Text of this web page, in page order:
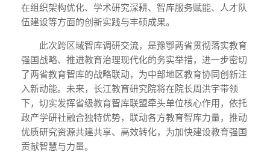
在组织架构优化、学术研究深耕、智库服务赋能、人才队
伍建设等方面的创新实践与丰硕成果。
此次跨区域智库调研交流，是豫鄂两省贯彻落实教育
强国战略、推进教育治理现代化的务实举措，进一步密切
了两省教育智库的战略联动，为中部地区教育协同创新注
入新动能。未来，长江教育研究院将在院长周洪宇带领
下，切实发挥省级教育智库联盟牵头单位核心作用，依托
政产学研社融合独特优势，联动各方教育智库力量，推动
优质研究资源共建共享、高效转化，为加快建设教育强国
贡献智慧与力量。